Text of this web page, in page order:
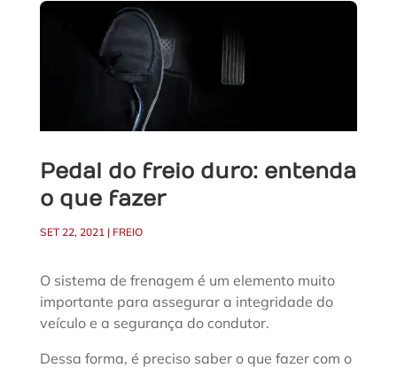
Pedal do freio duro: entenda
o que fazer
SET 22, 2021 | FREIO
O sistema de frenagem é um elemento muito
importante para assegurar a integridade do
veículo e a segurança do condutor.
Dessa forma, é preciso saber o que fazer com o